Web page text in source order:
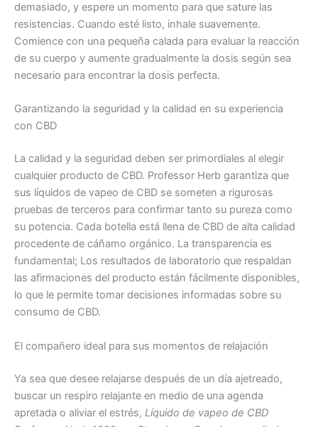
demasiado, y espere un momento para que sature las
resistencias. Cuando esté listo, inhale suavemente.
Comience con una pequeña calada para evaluar la reacción
de su cuerpo y aumente gradualmente la dosis según sea
necesario para encontrar la dosis perfecta.
Garantizando la seguridad y la calidad en su experiencia
con CBD
La calidad y la seguridad deben ser primordiales al elegir
cualquier producto de CBD. Professor Herb garantiza que
sus líquidos de vapeo de CBD se someten a rigurosas
pruebas de terceros para confirmar tanto su pureza como
su potencia. Cada botella está llena de CBD de alta calidad
procedente de cáñamo orgánico. La transparencia es
fundamental; Los resultados de laboratorio que respaldan
las afirmaciones del producto están fácilmente disponibles,
lo que le permite tomar decisiones informadas sobre su
consumo de CBD.
El compañero ideal para sus momentos de relajación
Ya sea que desee relajarse después de un día ajetreado,
buscar un respiro relajante en medio de una agenda
apretada o aliviar el estrés, Líquido de vapeo de CBD